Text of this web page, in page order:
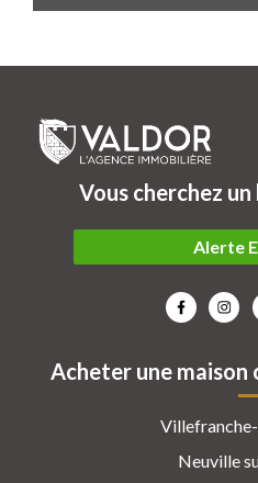
Acheter une maison
Neuville
Vous cherchez
Alerte